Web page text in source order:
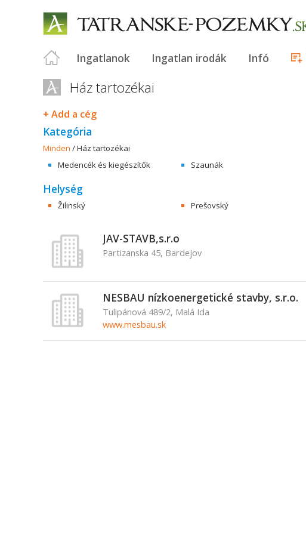
Ingatlanok Ingatlan irodák Infó
Ház tartozékai
+ Add a cég
Kategória
Minden /Ház tartozékai
Medencék és kiegészítők
Szaunák
Helység
Žilinský Prešovský
JAV-STAVB,s.r.o
Partizanska 45, Bardejov
NESBAU nízkoenergetické stavby, s.r.o.
Tulipánová 489/2, Malá Ida
www.mesbau.sk